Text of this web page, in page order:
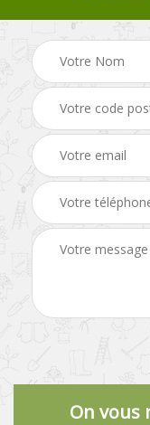
On vous